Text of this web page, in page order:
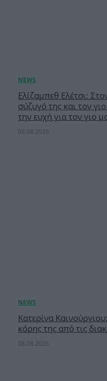
Ελίζαμπεθ Ελέτσι:
σύζυγό της και τον
την ευχή για τον γιο
08.08.2026
Κατερίνα
κόρης της από τις
08.08.2026